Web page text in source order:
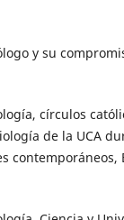
y su
círculos
de la UCA
contemporáneos,